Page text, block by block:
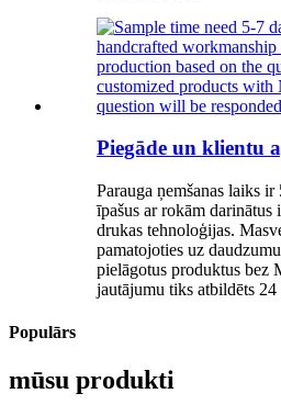
Piegāde un klientu
Parauga ņemšanas laiks
īpašus ar rokām darinātus
drukas tehnoloģijas.
pamatojoties uz
pielāgotus produktus bez
jautājumu tiks atbildēts 24
Populārs
mūsu produkti